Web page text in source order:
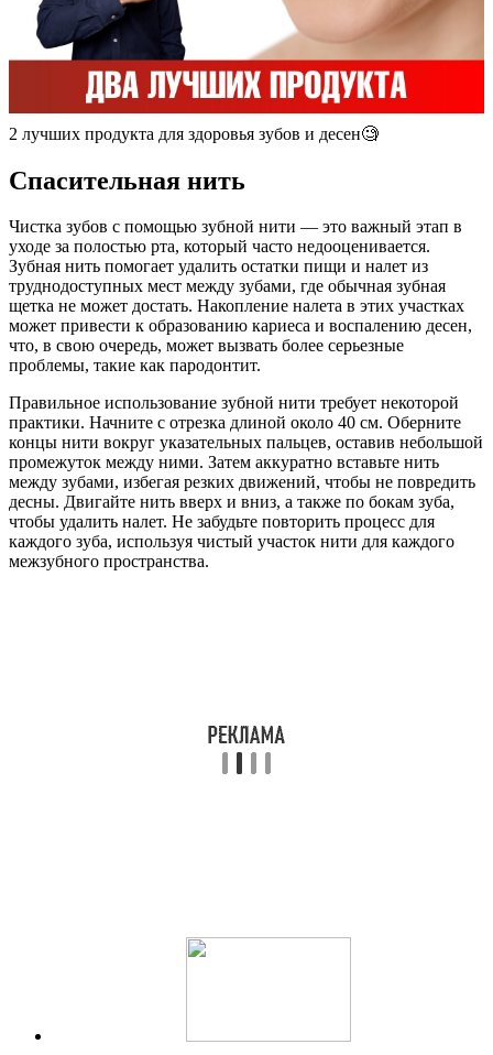
2 лучших продукта для здоровья зубов и десен🧐
Спасительная нить
Чистка зубов с помощью зубной нити — это важный этап в
уходе за полостью рта, который часто недооценивается.
Зубная нить помогает удалить остатки пищи и налет из
труднодоступных мест между зубами, где обычная зубная
щетка не может достать. Накопление налета в этих участках
может привести к образованию кариеса и воспалению десен,
что, в свою очередь, может вызвать более серьезные
проблемы, такие как пародонтит.
Правильное использование зубной нити требует некоторой
практики. Начните с отрезка длиной около 40 см. Оберните
концы нити вокруг указательных пальцев, оставив небольшой
промежуток между ними. Затем аккуратно вставьте нить
между зубами, избегая резких движений, чтобы не повредить
десны. Двигайте нить вверх и вниз, а также по бокам зуба,
чтобы удалить налет. Не забудьте повторить процесс для
каждого зуба, используя чистый участок нити для каждого
межзубного пространства.